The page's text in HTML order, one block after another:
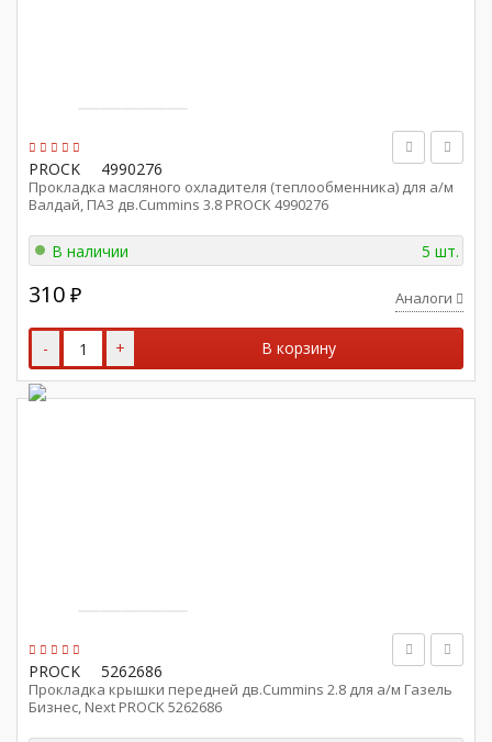
PROCK 4990276
Прокладка масляного охладителя (теплообменника) для а/м
Валдай, ПАЗ дв.Cummins 3.8 PROCK 4990276
В наличии 5 шт.
310 ₽ Аналоги
- + В корзину
PROCK 5262686
Прокладка крышки передней дв.Cummins 2.8 для а/м Газель
Бизнес, Next PROCK 5262686